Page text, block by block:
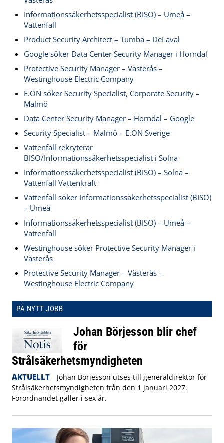
Informationssäkerhetsspecialist (BISO) – Umeå –
Vattenfall
Product Security Architect – Tumba – DeLaval
Google söker Data Center Security Manager i Horndal
Protective Security Manager – Västerås –
Westinghouse Electric Company
E.ON söker Security Specialist, Corporate Security –
Malmö
Data Center Security Manager – Horndal – Google
Security Specialist – Malmö – E.ON Sverige
Vattenfall rekryterar
BISO/Informationssäkerhetsspecialist i Solna
Informationssäkerhetsspecialist (BISO) – Solna –
Vattenfall Vattenkraft
Vattenfall söker Informationssäkerhetsspecialist (BISO)
– Umeå
Informationssäkerhetsspecialist (BISO) – Umeå –
Vattenfall
Westinghouse söker Protective Security Manager i
Västerås
Protective Security Manager – Västerås –
Westinghouse Electric Company
PÅ NYTT JOBB
Johan Börjesson blir chef
för
Strålsäkerhetsmyndigheten
AKTUELLT
Johan Börjesson utses till generaldirektör för
Strålsäkerhetsmyndigheten från den 1 januari 2027.
Förordnandet gäller i sex år.